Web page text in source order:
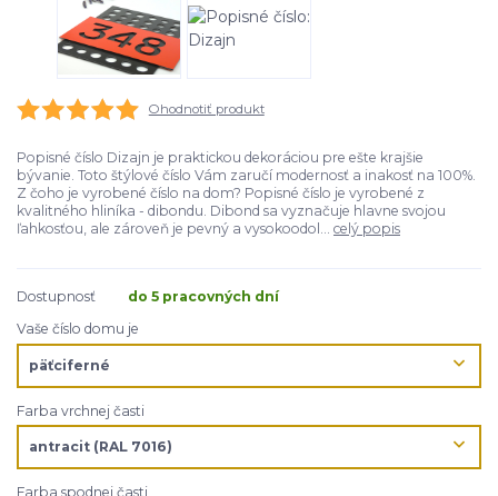
Ohodnotiť produkt
Popisné číslo Dizajn je praktickou dekoráciou pre ešte krajšie
bývanie. Toto štýlové číslo Vám zaručí modernosť a inakosť na 100%.
Z čoho je vyrobené číslo na dom? Popisné číslo je vyrobené z
kvalitného hliníka - dibondu. Dibond sa vyznačuje hlavne svojou
ľahkosťou, ale zároveň je pevný a vysokoodol... celý popis
Dostupnosť
do 5 pracovných dní
Vaše číslo domu je
Farba vrchnej časti
Farba spodnej časti